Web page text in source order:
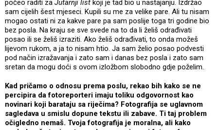
počeo raditi za Jutarnji list koji je tad bio u nastajanju. Izdržao
sam cijelih šest mjeseci. Kupili su me za velike pare. Ali tu nisam
mogao ostati ni za kakve pare pa sam poslije toga tri godine bio
bez posla. Na kraju se sve svede na to da li želiš odrađivati
posao ili se želiš izraziti. Ako želiš odrađivati, to onda možeš
lijevom rukom, a ja to nisam htio. Ja sam želio posao podvesti
pod način izražavanja i zato sam i danas bez posla i zato sam
sretan da mogu doći s ovom izložbom slobodno gdje poželim.
Kad pričamo o odnosu prema poslu, rekao bih kako se ne
percipira da fotoreporteri imaju toliku odgovornost kao
novinari koji barataju sa riječima? Fotografija se uglavnom
sagledava u smislu dopune tekstu ili zabave. Ti taj problem
očigledno nemaš. Tvoja fotografija je moralna, ali kako